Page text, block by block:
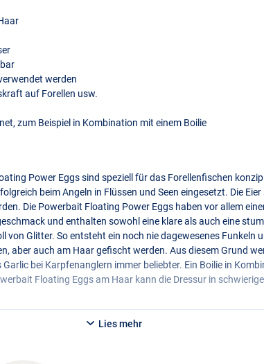
werden
auf Forellen usw.
zum Beispiel in Kombination mit einem Boilie
Power Eggs sind speziell für das Forellenfischen
beim Angeln in Flüssen und Seen eingesetzt. Die
Die Powerbait Floating Power Eggs haben vor allem
und enthalten sowohl eine klare als auch eine
von Glitter. So entsteht ein noch nie dagewesenes Funkeln
aber auch am Haar gefischt werden. Aus diesem Grund
bei Karpfenanglern immer beliebter. Ein Boilie in
Floating Eggs am Haar kann die Dressur in
Lies mehr